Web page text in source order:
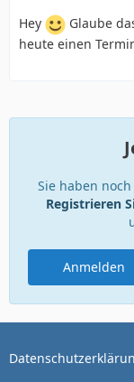
Hey
Glaube
heute einen
Sie haben
Registrieren
Anmelden